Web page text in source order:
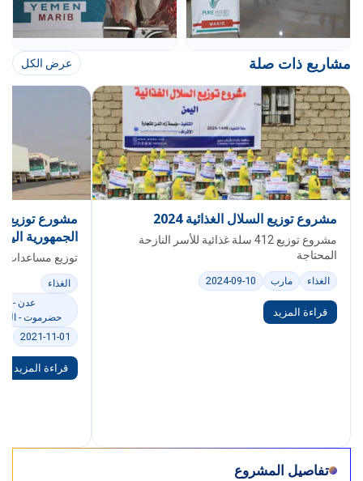
مشاريع ذات صلة عرض الكل
مشروع توزيع السلال الغذائية 2024
مشروع توزيع 412 سلة غذائية للأسر النازحة
المحتاجة
الغذاء مارب 2024-09-10
قراءة المزيد
مشورع توزيع
الجمهورية
توزيع مساعدات التمور في
الغذاء
عدن -
حضرموت -
2021-11-01
قراءة المزيد
تفاصيل المشروع